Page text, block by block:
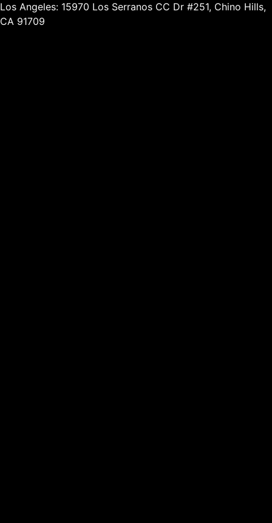
Los Angeles: 15970 Los Serranos CC Dr #251, Chino Hills,
CA 91709